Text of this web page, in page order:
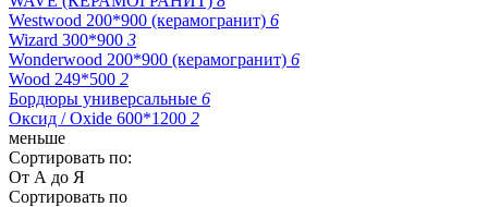
Westwood 200*900 (керамогранит) 6
Wizard 300*900 3
Wonderwood 200*900 (керамогранит) 6
Wood 249*500 2
Бордюры универсальные 6
Оксид / Oxide 600*1200 2
меньше
Сортировать по:
От А до Я
Сортировать по